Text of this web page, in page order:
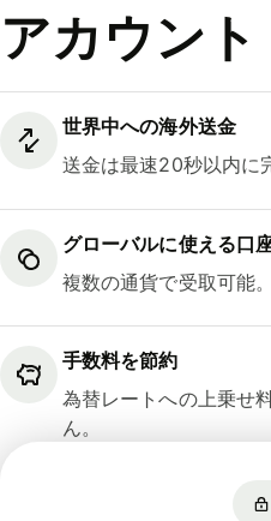
アカウント
世界中への海外送金
送金は最速20秒以内に
グローバルに使える口
複数の通貨で受取可能
手数料を節約
為替レートへの上乗せ
ん。